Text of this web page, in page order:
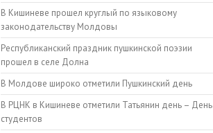
В Кишиневе прошел круглый по языковому
законодательству Молдовы
Республиканский праздник пушкинской поэзии
прошел в селе Долна
В Молдове широко отметили Пушкинский день
В РЦНК в Кишиневе отметили Татьянин день – День
студентов